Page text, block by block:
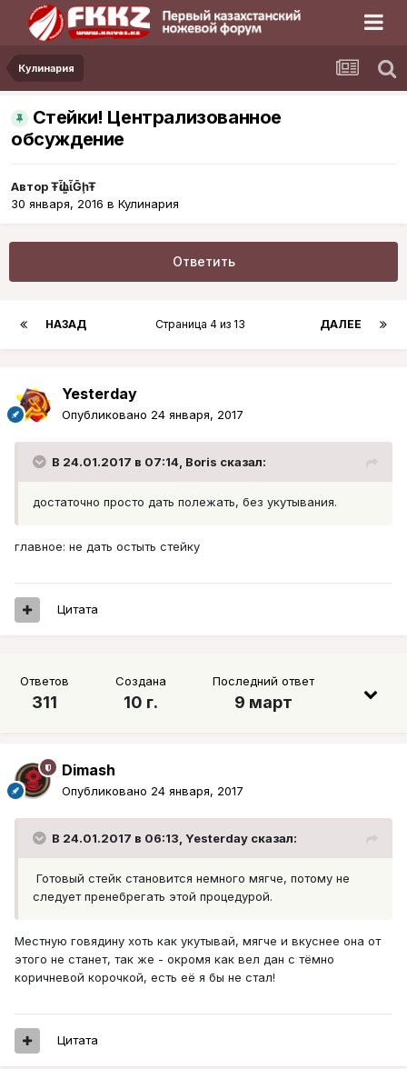
Кулинария
Стейки! Централизованное
обсуждение
АвторŦᾡἷḶἷḠḩŦ
30 января, 2016 в Кулинария
Ответить
НАЗАД ДАЛЕЕ
Страница 4 из 13
Yesterday
Опубликовано 24 января, 2017
В 24.01.2017 в 07:14, Boris сказал:
достаточно просто дать полежать, без укутывания.
главное: не дать остыть стейку
Цитата
Ответов
311
Создана
10 г.
Последний ответ
9 март
Dimash
Опубликовано 24 января, 2017
В 24.01.2017 в 06:13, Yesterday сказал:
Готовый стейк становится немного мягче, потому не
следует пренебрегать этой процедурой.
Местную говядину хоть как укутывай, мягче и вкуснее она от
этого не станет, так же - окромя как вел дан с тёмно
коричневой корочкой, есть её я бы не стал!
Цитата